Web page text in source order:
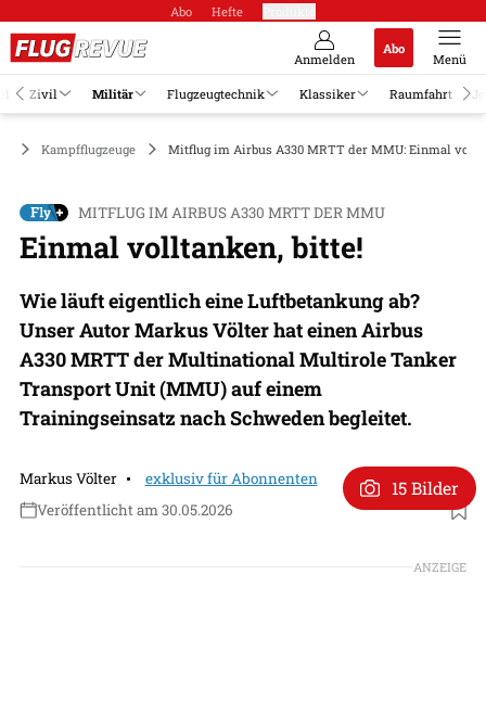
Abo Hefte
Anmelden
Abo
Menü
Zivil Militär Flugzeugtechnik Klassiker Raumfahrt
Kampfflugzeuge Mitflug im Airbus A330 MRTT der MMU: Einmal
MITFLUG IM AIRBUS A330 MRTT DER MMU
Einmal volltanken, bitte!
Wie läuft eigentlich eine Luftbetankung ab?
Unser Autor Markus Völter hat einen Airbus
A330 MRTT der Multinational Multirole Tanker
Transport Unit (MMU) auf einem
Trainingseinsatz nach Schweden begleitet.
Markus Völter
exklusiv für Abonnenten
Veröffentlicht am 30.05.2026
Foto: Markus Völter
15 Bilder
ANZEIGE